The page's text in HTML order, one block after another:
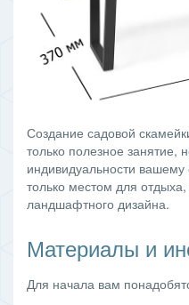
Создание садовой
только полезное занятие,
индивидуальности
только местом для
ландшафтного дизайна.
Материалы и
Для начала вам